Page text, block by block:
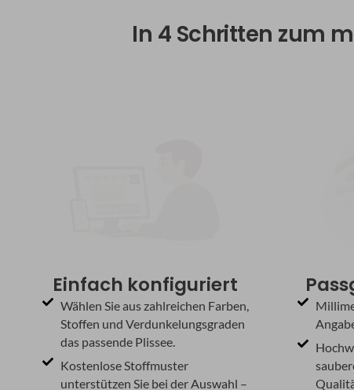
In 4 Schritten zum
Einfach konfiguriert
Wählen Sie aus zahlreichen Farben,
Stoffen und Verdunkelungsgraden
das passende Plissee.
Kostenlose Stoffmuster
unterstützen Sie bei der Auswahl –